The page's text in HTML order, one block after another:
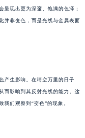
呈现出更为深邃、饱满的色泽；
并非变色，而是光线与金属表面
产生影响。在晴空万里的日子
而影响到其反射光线的能力。这
们观察到“变色”的现象。